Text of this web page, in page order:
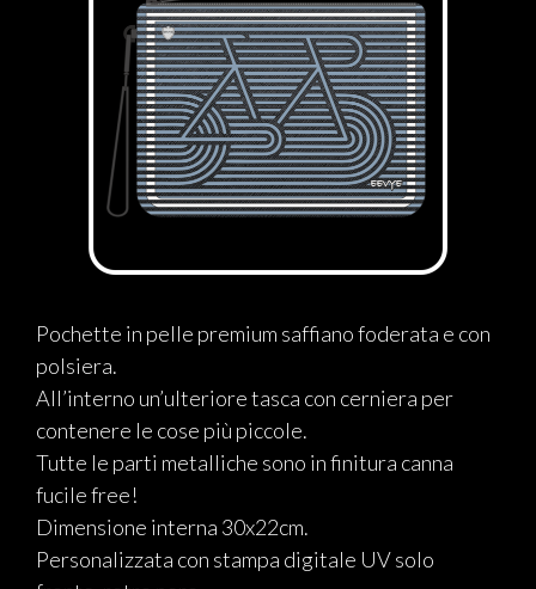
Pochette in pelle premium saffiano foderata e con
polsiera.
All’interno un’ulteriore tasca con cerniera per
contenere le cose più piccole.
Tutte le parti metalliche sono in finitura canna
fucile free!
Dimensione interna 30x22cm.
Personalizzata con stampa digitale UV solo